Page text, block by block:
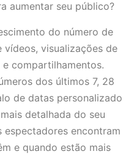
aumentar seu público?
do número de
vídeos, visualizações de
compartilhamentos.
dos últimos 7, 28
de datas personalizado
detalhada do seu
espectadores encontram
e quando estão mais